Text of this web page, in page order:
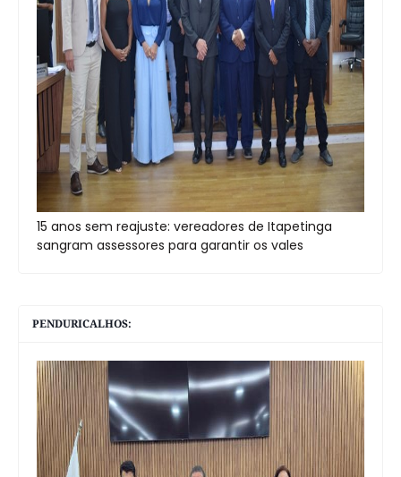
15 anos sem reajuste: vereadores de Itapetinga
sangram assessores para garantir os vales
PENDURICALHOS: